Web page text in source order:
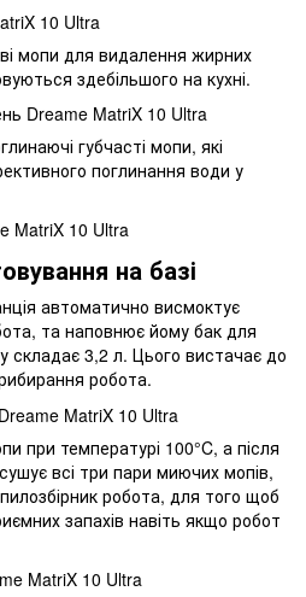
мопи для видалення жирних
здебільшого на кухні.
губчасті мопи, які
поглинання води у
на базі
автоматично висмоктує
та наповнює йому бак для
складає 3,2 л. Цього вистачає до
робота.
при температурі 100°C, а після
всі три пари миючих мопів,
робота, для того щоб
запахів навіть якщо робот